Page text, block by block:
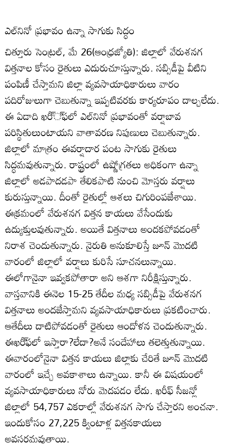
ఎల్‌నినో ప్రభావం ఉన్నా సాగుకు సిద్ధం
చిత్తూరు సెంట్రల్‌, మే 26(ఆంధ్రజ్యోతి): జిల్లాలో వేరుశనగ
విత్తనాల కోసం రైతులు ఎదురుచూస్తున్నారు. సబ్సిడీపై వీటిని
పంపిణీ చేస్తామని జిల్లా వ్యవసాయాధికారులు వారం
పదిరోజులుగా చెబుతున్నా ఇప్పటివరకు కార్యరూపం దాల్చలేదు.
ఈ ఏడాది ఖరీ్‌్‌ఫలో ఎల్‌నినో ప్రభావంతో వర్షాబావ
పరిస్థితులుంటాయని వాతావరణ నిపుణులు చెబుతున్నారు.
జిల్లాలో మాత్రం ఈవర్షాదార పంట సాగుకు రైతులు
సిద్ధమవుతున్నారు. రాష్ట్రంలో ఉష్ణోగ్రతలు అధికంగా ఉన్నా
జిల్లాలో అడపాదడపా తేలికపాటి నుంచి మోస్తరు వర్షాలు
కురుస్తున్నాయి. దీంతో రైతుల్లో ఆశలు చిగురింపజేశాయి.
ఈక్రమంలో వేరుశనగ విత్తన కాయలు వేసేందుకు
ఉద్యుక్తులవుతున్నారు. అయితే విత్తనాలు అందకపోవడంతో
నిరాశ చెందుతున్నారు. నైరుతి అనుకూలిస్తే జూన్‌ మొదటి
వారంలో జిల్లాలో వర్షాలు కురిసే సూచనలున్నాయి.
ఈలోగానైనా ఇవ్వకపోతారా అని ఆశగా నిరీక్షిస్తున్నారు.
వాస్తవానికి ఈనెల 15-25 తేదీల మధ్య సబ్సిడీపై వేరుశనగ
విత్తనాలు అందజేస్తామని వ్యవసాయాధికారులు ప్రకటించారు.
ఆతేదీలు దాటిపోవడంతో రైతులు ఆందోళన చెందుతున్నారు.
ఈఖరీ్‌ఫలో ఇస్తారా?లేదా?అనే సందేహాలు తలెత్తుతున్నాయి.
ఈవారంలోనైనా విత్తన కాయలు జిల్లాకు చేరితే జూన్‌ మొదటి
వారంలో ఇచ్చే అవకాశాలు ఉన్నాయి. కానీ ఈ విషయంలో
వ్యవసాయాధికారులు నోరు మెదపడం లేదు. ఖరీఫ్‌ సీజన్లో
జిల్లాలో 54,757 ఎకరాల్లో వేరుశనగ సాగు చేస్తారని అంచనా.
ఇందుకోసం 27,225 క్వింటాళ్ల విత్తనకాయలు
అవసరమవుతాయి.